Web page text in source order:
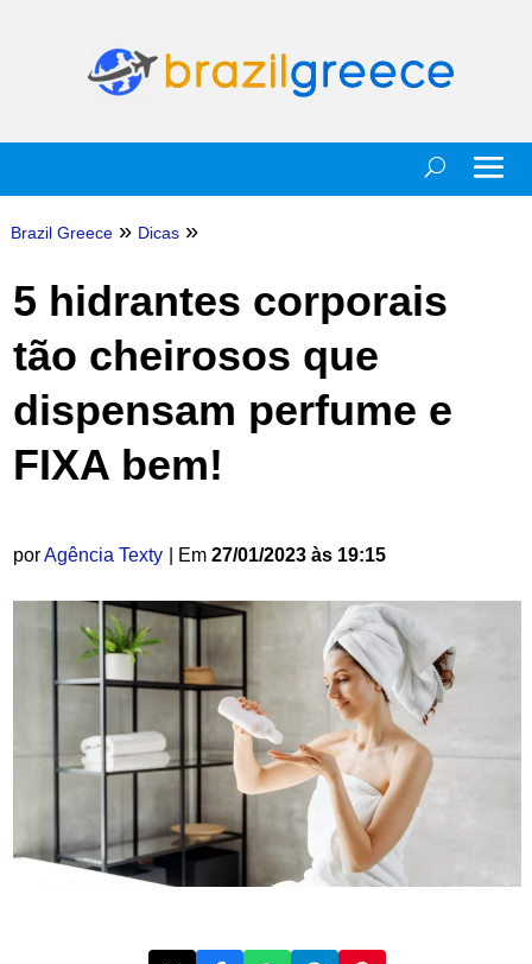
Brazil Greece » Dicas »
5 hidrantes corporais
tão cheirosos que
dispensam perfume e
FIXA bem!
porAgência Texty | Em 27/01/2023 às 19:15